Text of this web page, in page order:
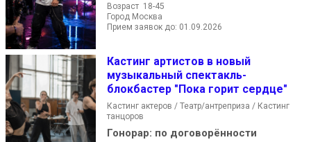
Возраст 18-45
Город Москва
Прием заявок до: 01.09.2026
Кастинг артистов в новый
музыкальный спектакль-
блокбастер "Пока горит сердце"
Кастинг актеров / Театр/антреприза / Кастинг
танцоров
Гонорар: по договорённости